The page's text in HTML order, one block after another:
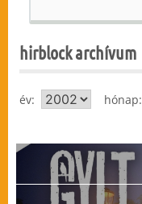
hirblock archívum
év: hónap: